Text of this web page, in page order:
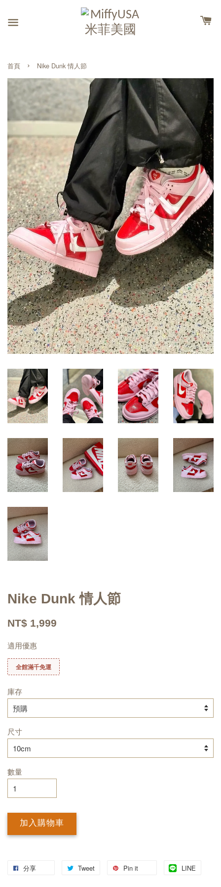
首頁 › Nike Dunk 情人節
Nike Dunk 情人節
NT$ 1,999
適用優惠
全館滿千免運
庫存
尺寸
數量
加入購物車
分享 Tweet Pin it LINE